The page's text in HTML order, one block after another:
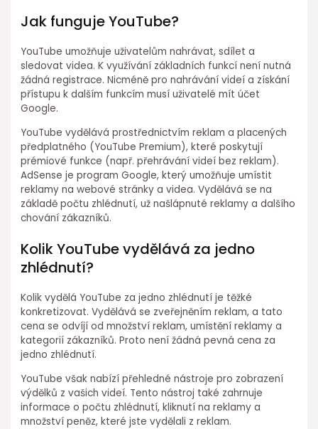
Jak funguje YouTube?
YouTube umožňuje uživatelům nahrávat, sdílet a
sledovat videa. K využívání základních funkcí není nutná
žádná registrace. Nicméně pro nahrávání videí a získání
přístupu k dalším funkcím musí uživatelé mít účet
Google.
YouTube vydělává prostřednictvím reklam a placených
předplatného (YouTube Premium), které poskytují
prémiové funkce (např. přehrávání videí bez reklam).
AdSense je program Google, který umožňuje umístit
reklamy na webové stránky a videa. Vydělává se na
základě počtu zhlédnutí, už našlápnuté reklamy a dalšího
chování zákazníků.
Kolik YouTube vydělává za jedno
zhlédnutí?
Kolik vydělá YouTube za jedno zhlédnutí je těžké
konkretizovat. Vydělává se zveřejněním reklam, a tato
cena se odvíjí od množství reklam, umístění reklamy a
kategorií zákazníků. Proto není žádná pevná cena za
jedno zhlédnutí.
YouTube však nabízí přehledné nástroje pro zobrazení
výdělků z vašich videí. Tento nástroj také zahrnuje
informace o počtu zhlédnutí, kliknutí na reklamy a
množství peněz, které jste vydělali z reklam.